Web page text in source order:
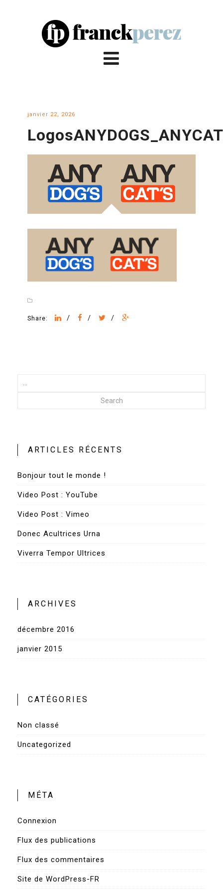
janvier 22, 2026
Share: / / /
Search
ARTICLES RÉCENTS
Bonjour tout le monde !
Video Post : YouTube
Video Post : Vimeo
Donec Acultrices Urna
Viverra Tempor Ultrices
ARCHIVES
décembre 2016
janvier 2015
CATÉGORIES
Non classé
Uncategorized
MÉTA
Connexion
Flux des publications
Flux des commentaires
Site de WordPress-FR